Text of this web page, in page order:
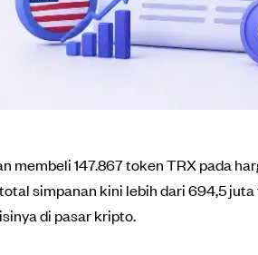
membeli 147.867 token TRX pada
simpanan kini lebih dari 694,5
di pasar kripto.